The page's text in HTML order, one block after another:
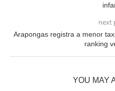
next
Arapongas registra a menor
ranking
YOU MAY